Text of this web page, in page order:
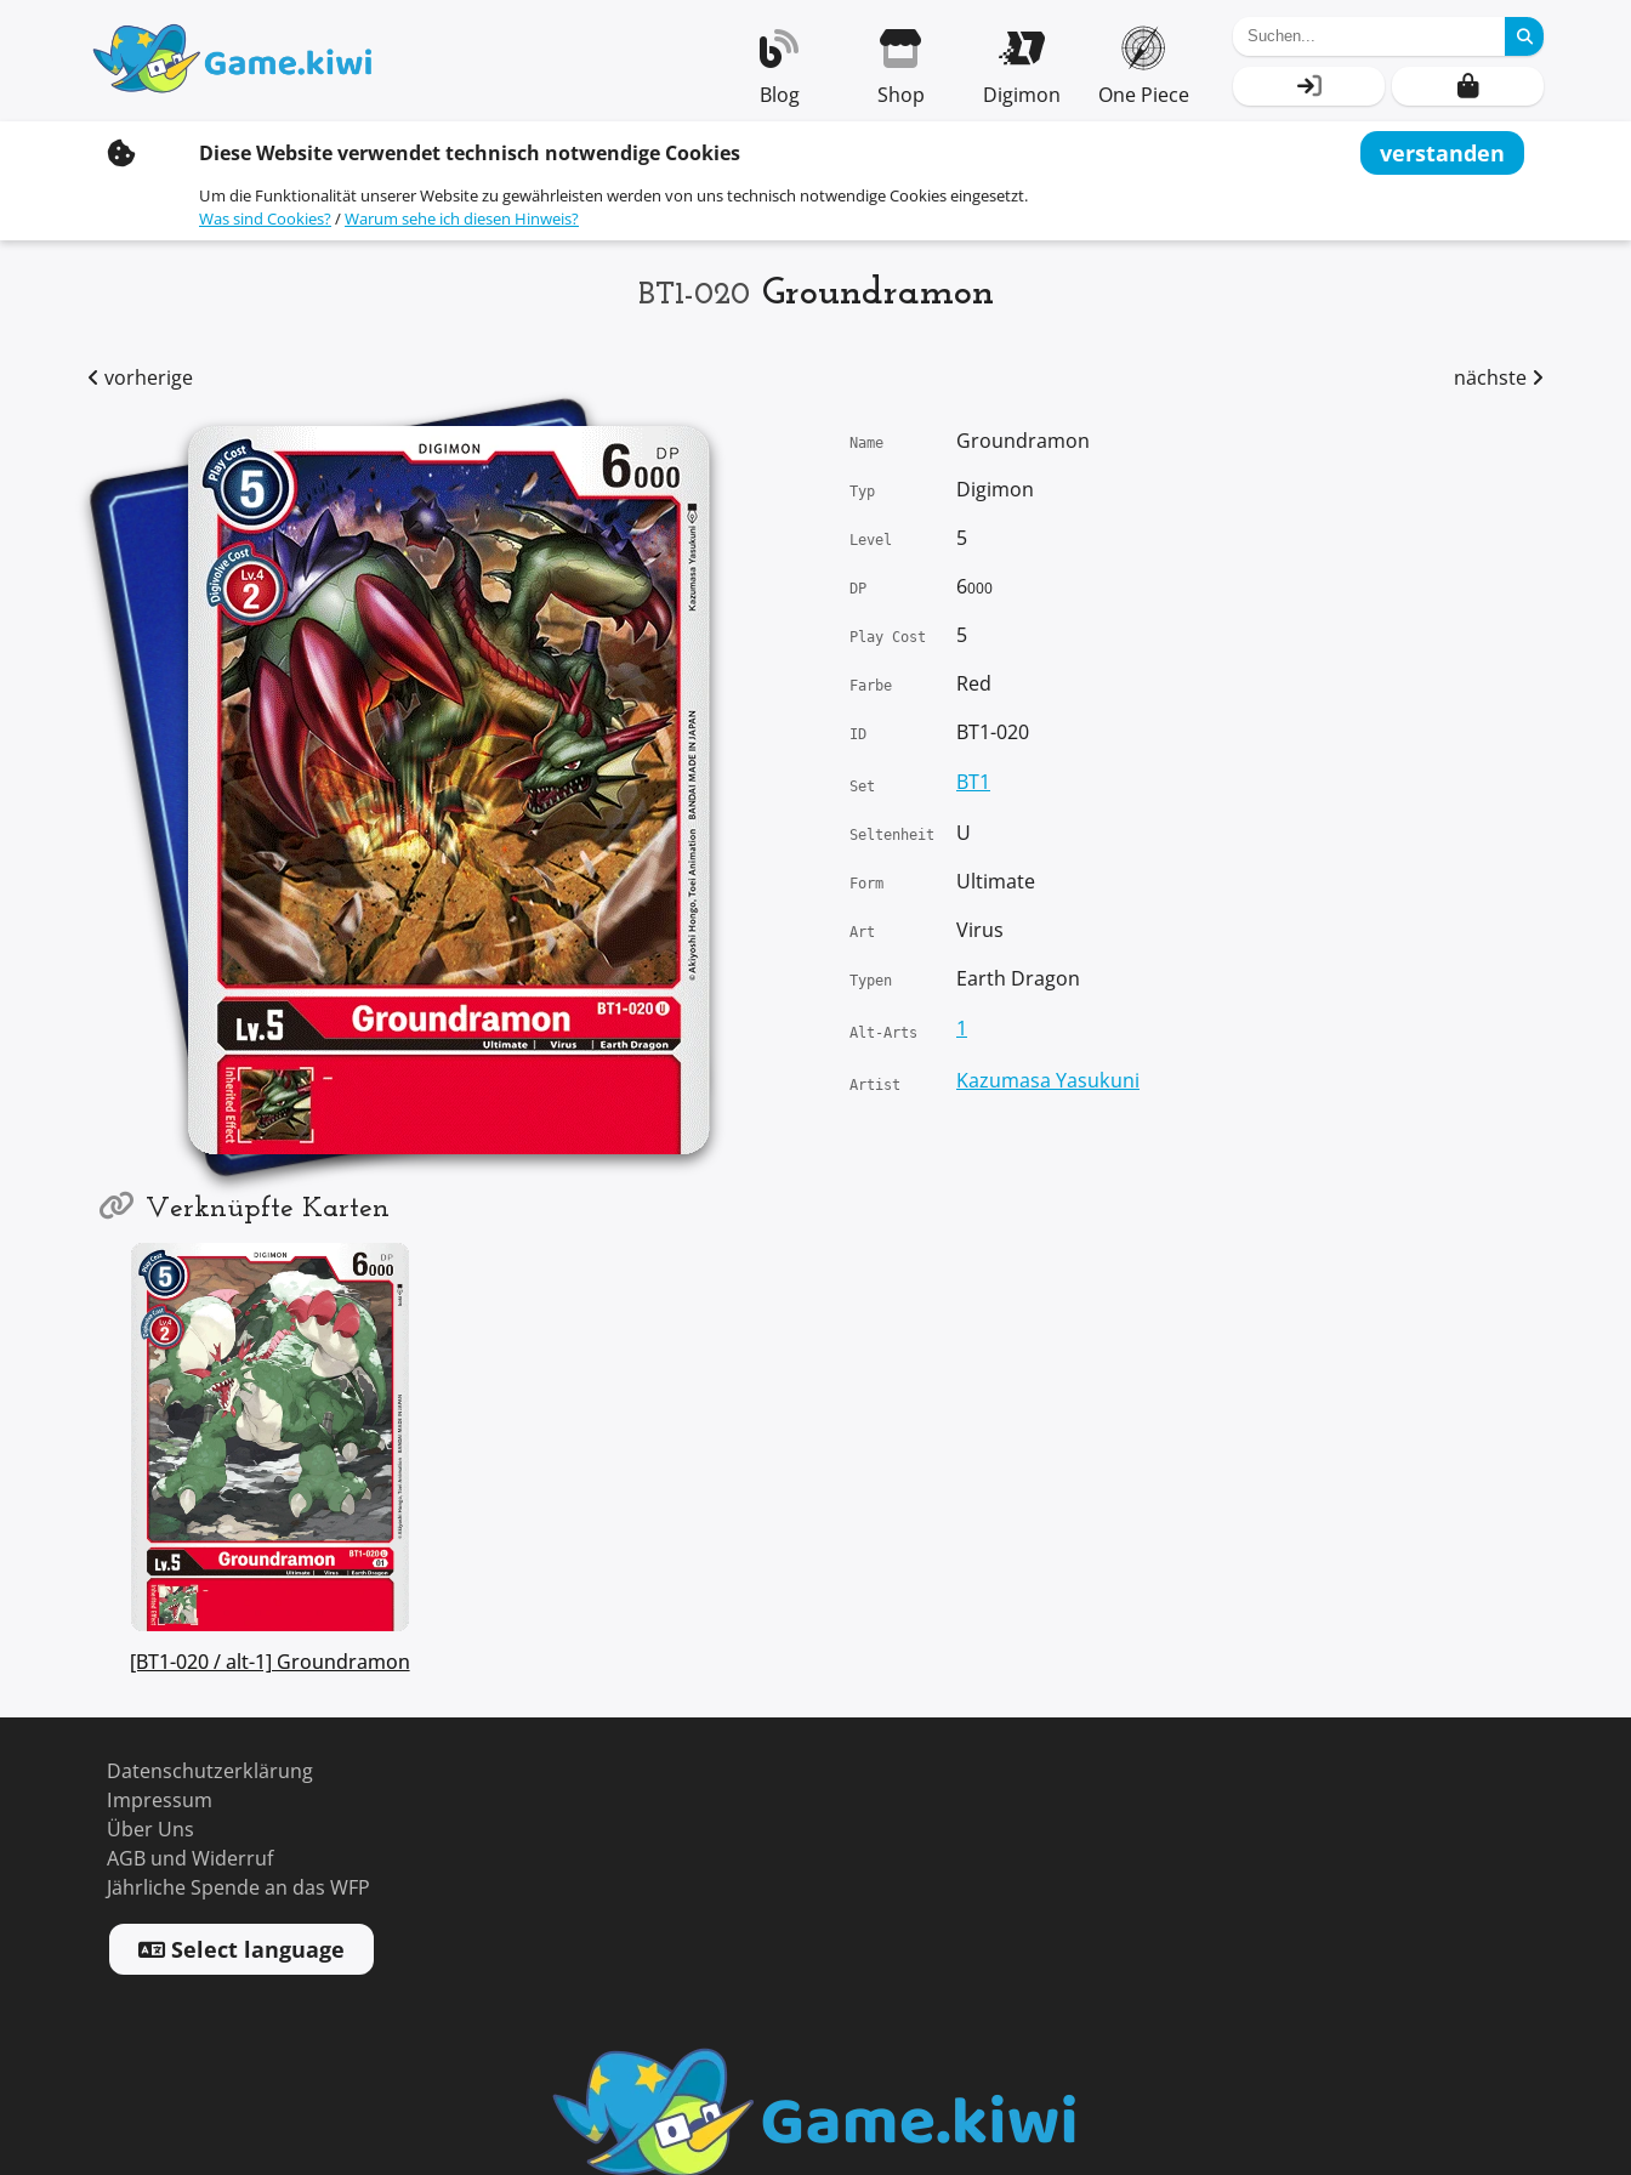
o
Blog Shop Digimon One Piece
Diese Website verwendet technisch notwendige Cookies verstanden
Um die Funktionalität unserer Website zu gewährleisten werden von uns technisch notwendige Cookies eingesetzt.
Was sind Cookies?/Warum sehe ich diesen Hinweis?
BT1-020 Groundramon
vorherige nächste
Name Groundramon
Typ Digimon
Level 5
DP 6000
Play Cost 5
Farbe Red
ID BT1-020
Set BT1
Seltenheit U
Form Ultimate
Art Virus
Typen Earth Dragon
Alt-Arts 1
Artist Kazumasa Yasukuni
Verknüpfte Karten
[BT1-020 / alt-1] Groundramon
Datenschutzerklärung
Impressum
Über Uns
AGB und Widerruf
Jährliche Spende an das WFP
Select language